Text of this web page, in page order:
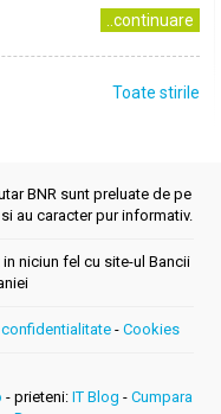
..continuare
Toate stirile
BNR sunt preluate de pe
si au caracter pur informativ.
niciun fel cu site-ul Bancii
- Cookies
- prieteni: IT Blog - Cumpara